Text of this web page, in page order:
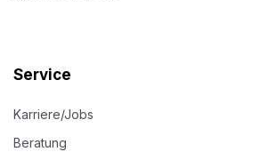
Service
Karriere/Jobs
Beratung